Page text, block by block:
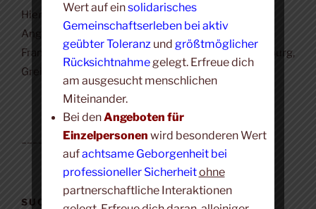
Hier findest du eine Übersicht det Kuschelhimmel-
Angebote für Gruppen und Einzelne im Raum
Frankfurt, Oberursel, Erbach/Rheingau, Mainz, Marburg,
Greifenstein und Boppard.
____________________
SUCHE
Wert auf einsolidarisches
Gemeinschaftserleben bei aktiv
geübter Toleranzund größtmöglicher
Rücksichtnahmegelegt. Erfreue dich
am ausgesucht menschlichen
Miteinander.
Bei denAngeboten für
Einzelpersonen wird besonderen Wert
aufachtsame Geborgenheit bei
professioneller Sicherheitohne
partnerschaftliche Interaktionen